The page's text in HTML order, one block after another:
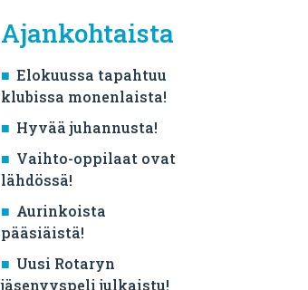
Ajankohtaista
Elokuussa tapahtuu
klubissa monenlaista!
Hyvää juhannusta!
Vaihto-oppilaat ovat
lähdössä!
Aurinkoista
pääsiäistä!
Uusi Rotaryn
jäsenyyspeli julkaistu!